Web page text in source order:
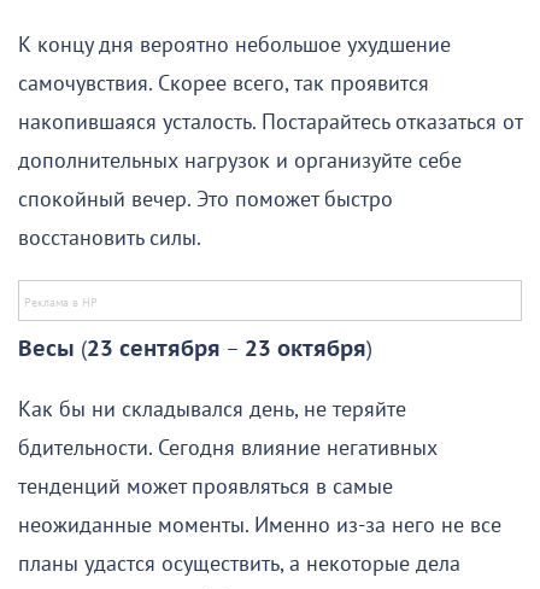
К концу дня вероятно небольшое ухудшение
самочувствия. Скорее всего, так проявится
накопившаяся усталость. Постарайтесь отказаться от
дополнительных нагрузок и организуйте себе
спокойный вечер. Это поможет быстро
восстановить силы.
Весы (23 сентября – 23 октября)
Как бы ни складывался день, не теряйте
бдительности. Сегодня влияние негативных
тенденций может проявляться в самые
неожиданные моменты. Именно из-за него не все
планы удастся осуществить, а некоторые дела